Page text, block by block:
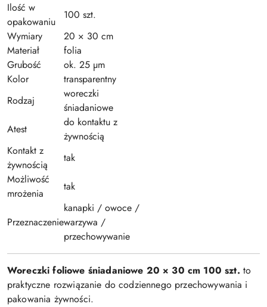
Ilość w
opakowaniu
100 szt.
Wymiary
20 × 30 cm
Materiał
folia
Grubość
ok. 25 µm
Kolor
transparentny
Rodzaj
woreczki
śniadaniowe
Atest
do kontaktu z
żywnością
Kontakt z
żywnością
tak
Możliwość
mrożenia
tak
Przeznaczenie
kanapki / owoce /
warzywa /
przechowywanie
Woreczki foliowe śniadaniowe 20 × 30 cm 100 szt. to
praktyczne rozwiązanie do codziennego przechowywania i
pakowania żywności.